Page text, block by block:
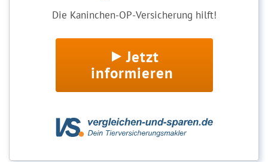
Die Kaninchen-OP-Versicherung hilft!
Jetzt
informieren